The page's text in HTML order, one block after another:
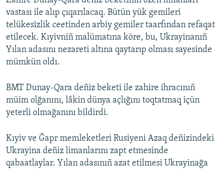
vastası ile alıp çıqarılacaq. Bütün yük gemileri
telükesizlik ceetinden arbiy gemiler taarfından refaqat
etilecek. Kıyivniñ malümatına köre, bu, Ukrayinanıñ
Yılan adasını nezareti altına qaytarıp olması sayesinde
mümkün oldı.
BMT Dunay-Qara deñiz beketi ile zahire ihracınıñ
müim olğanını, lâkin dünya açlığını toqtatmaq içün
yeterli olmağanını bildirdi.
Kıyiv ve Ğapr memleketleri Rusiyeni Azaq deñizindeki
Ukrayina deñiz limanlarını zapt etmesinde
qabaatlaylar. Yılan adasınıñ azat etilmesi Ukrayinağa